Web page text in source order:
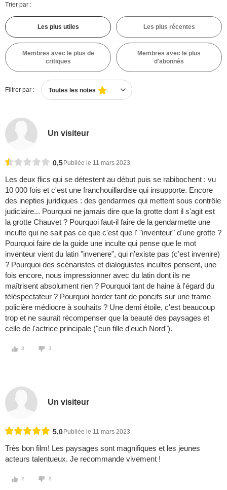
Trier par :
Les plus utiles Les plus récentes
Membres avec le plus de
critiques
Membres avec le plus
d'abonnés
Filtrer par : Toutes les notes
Un visiteur
0,5 Publiée le 11 mars 2023
Les deux flics qui se détestent au début puis se rabibochent : vu
10 000 fois et c'est une franchouillardise qui insupporte. Encore
des inepties juridiques : des gendarmes qui mettent sous contrôle
judiciaire... Pourquoi ne jamais dire que la grotte dont il s'agit est
la grotte Chauvet ? Pourquoi faut-il faire de la gendarmette une
inculte qui ne sait pas ce que c'est que l' "inventeur" d'une grotte ?
Pourquoi faire de la guide une inculte qui pense que le mot
inventeur vient du latin "invenere", qui n'existe pas (c'est invenire)
? Pourquoi des scénaristes et dialoguistes incultes pensent, une
fois encore, nous impressionner avec du latin dont ils ne
maîtrisent absolument rien ? Pourquoi tant de haine à l'égard du
téléspectateur ? Pourquoi border tant de poncifs sur une trame
policière médiocre à souhaits ? Une demi étoile, c'est beaucoup
trop et ne saurait récompenser que la beauté des paysages et
celle de l'actrice principale ("eun fille d'euch Nord").
3 3
Un visiteur
5,0 Publiée le 11 mars 2023
Très bon film! Les paysages sont magnifiques et les jeunes
acteurs talentueux. Je recommande vivement !
2 2